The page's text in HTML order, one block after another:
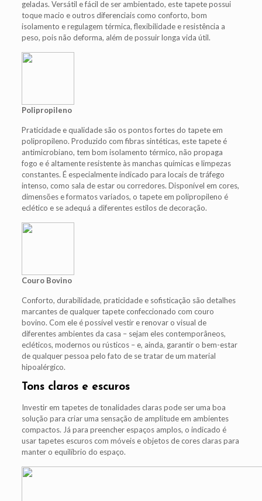
geladas. Versátil e fácil de ser ambientado, este tapete possui
toque macio e outros diferenciais como conforto, bom
isolamento e regulagem térmica, flexibilidade e resistência a
peso, pois não deforma, além de possuir longa vida útil.
Polipropileno
Praticidade e qualidade são os pontos fortes do tapete em
polipropileno. Produzido com fibras sintéticas, este tapete é
antimicrobiano, tem bom isolamento térmico, não propaga
fogo e é altamente resistente às manchas químicas e limpezas
constantes. É especialmente indicado para locais de tráfego
intenso, como sala de estar ou corredores. Disponível em cores,
dimensões e formatos variados, o tapete em polipropileno é
eclético e se adequá a diferentes estilos de decoração.
Couro Bovino
Conforto, durabilidade, praticidade e sofisticação são detalhes
marcantes de qualquer tapete confeccionado com couro
bovino. Com ele é possível vestir e renovar o visual de
diferentes ambientes da casa – sejam eles contemporâneos,
ecléticos, modernos ou rústicos – e, ainda, garantir o bem-estar
de qualquer pessoa pelo fato de se tratar de um material
hipoalérgico.
Tons claros e escuros
Investir em tapetes de tonalidades claras pode ser uma boa
solução para criar uma sensação de amplitude em ambientes
compactos. Já para preencher espaços amplos, o indicado é
usar tapetes escuros com móveis e objetos de cores claras para
manter o equilíbrio do espaço.